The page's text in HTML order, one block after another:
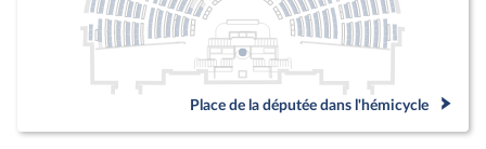
Place de la députée dans l'hémicycle